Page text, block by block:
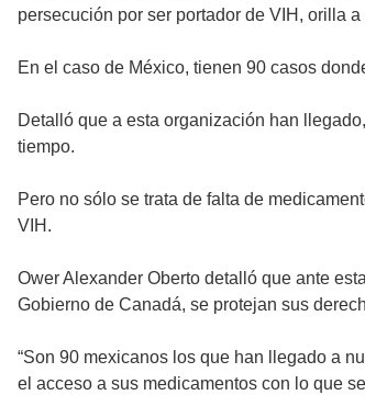
persecución por ser portador de VIH, orilla
En el caso de México, tienen 90 casos
Detalló que a esta organización han
tiempo.
Pero no sólo se trata de falta de
VIH.
Ower Alexander Oberto detalló que ante
Gobierno de Canadá, se protejan sus
“Son 90 mexicanos los que han llegado a
el acceso a sus medicamentos con lo que